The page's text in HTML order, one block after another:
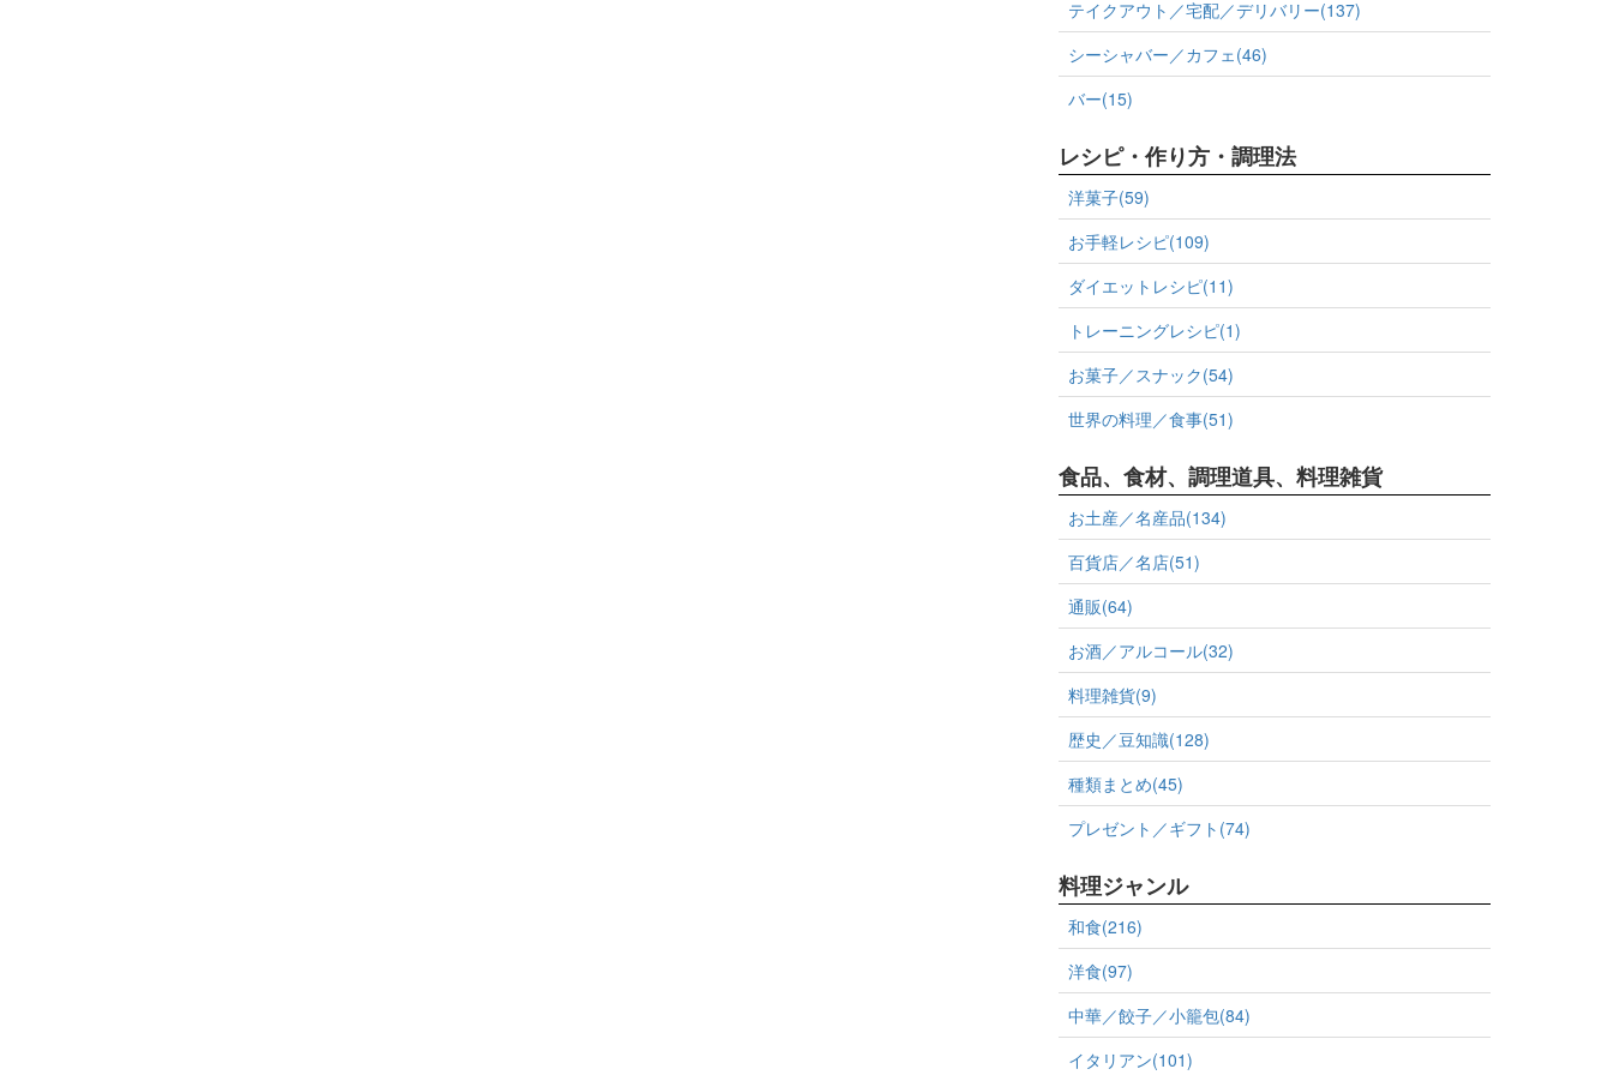
テイクアウト／宅配／デリバリー(137)
シーシャバー／カフェ(46)
バー(15)
レシピ・作り方・調理法
洋菓子(59)
お手軽レシピ(109)
ダイエットレシピ(11)
トレーニングレシピ(1)
お菓子／スナック(54)
世界の料理／食事(51)
食品、食材、調理道具、料理雑貨
お土産／名産品(134)
百貨店／名店(51)
通販(64)
お酒／アルコール(32)
料理雑貨(9)
歴史／豆知識(128)
種類まとめ(45)
プレゼント／ギフト(74)
料理ジャンル
和食(216)
洋食(97)
中華／餃子／小籠包(84)
イタリアン(101)